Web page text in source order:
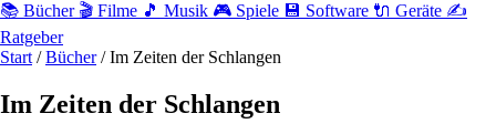
📚 Bücher 🎬 Filme 🎵 Musik 🎮 Spiele 💾 Software 🔌 Geräte ✍️
Ratgeber
Start / Bücher / Im Zeiten der Schlangen
Im Zeiten der Schlangen